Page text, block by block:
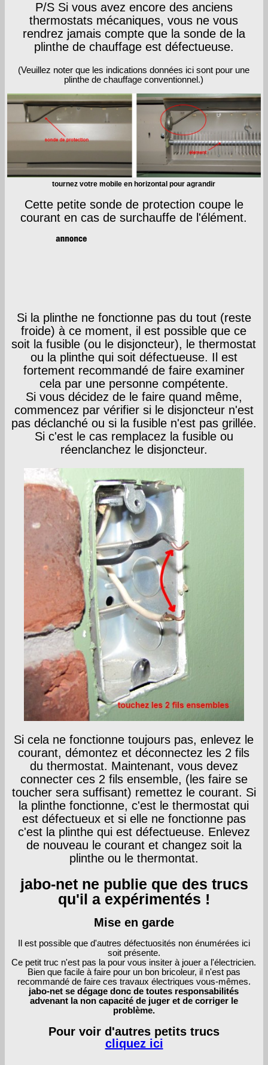
P/S Si vous avez encore des anciens
thermostats mécaniques, vous ne vous
rendrez jamais compte que la sonde de la
plinthe de chauffage est défectueuse.
(Veuillez noter que les indications données ici sont pour une
plinthe de chauffage conventionnel.)
tournez votre mobile en horizontal pour agrandir
Cette petite sonde de protection coupe le
courant en cas de surchauffe de l'élément.
Si la plinthe ne fonctionne pas du tout (reste
froide) à ce moment, il est possible que ce
soit la fusible (ou le disjoncteur), le thermostat
ou la plinthe qui soit défectueuse. Il est
fortement recommandé de faire examiner
cela par une personne compétente.
Si vous décidez de le faire quand même,
commencez par vérifier si le disjoncteur n'est
pas déclanché ou si la fusible n'est pas grillée.
Si c'est le cas remplacez la fusible ou
réenclanchez le disjoncteur.
Si cela ne fonctionne toujours pas, enlevez le
courant, démontez et déconnectez les 2 fils
du thermostat. Maintenant, vous devez
connecter ces 2 fils ensemble, (les faire se
toucher sera suffisant) remettez le courant. Si
la plinthe fonctionne, c'est le thermostat qui
est défectueux et si elle ne fonctionne pas
c'est la plinthe qui est défectueuse. Enlevez
de nouveau le courant et changez soit la
plinthe ou le thermontat.
jabo-net ne publie que des trucs
qu'il a expérimentés !
Mise en garde
Il est possible que d'autres défectuosités non énumérées ici
soit présente.
Ce petit truc n'est pas la pour vous insiter à jouer a l'électricien.
Bien que facile à faire pour un bon bricoleur, il n'est pas
recommandé de faire ces travaux électriques vous-mêmes.
jabo-net se dégage donc de toutes responsabilités
advenant la non capacité de juger et de corriger le
problème.
Pour voir d'autres petits trucs
cliquez ici